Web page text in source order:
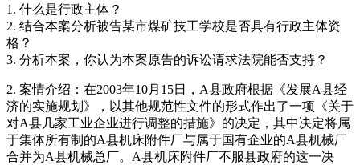
1. 什么是行政主体？
2. 结合本案分析被告某市煤矿技工学校是否具有行政主体资
格？
3. 分析本案，你认为本案原告的诉讼请求法院能否支持？
2. 案情介绍：在2003年10月15日，A县政府根据《发展A县经
济的实施规划》，以其他规范性文件的形式作出了一项《关于
对A县几家工业企业进行调整的措施》的决定，其中决定将属
于集体所有制的A县机床附件厂与属于国有企业的A县机械厂
合并为A县机械总厂。A县机床附件厂不服县政府的这一决